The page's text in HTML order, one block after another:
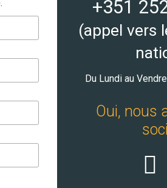
+351
(appel vers
Du Lundi au
Oui, nous